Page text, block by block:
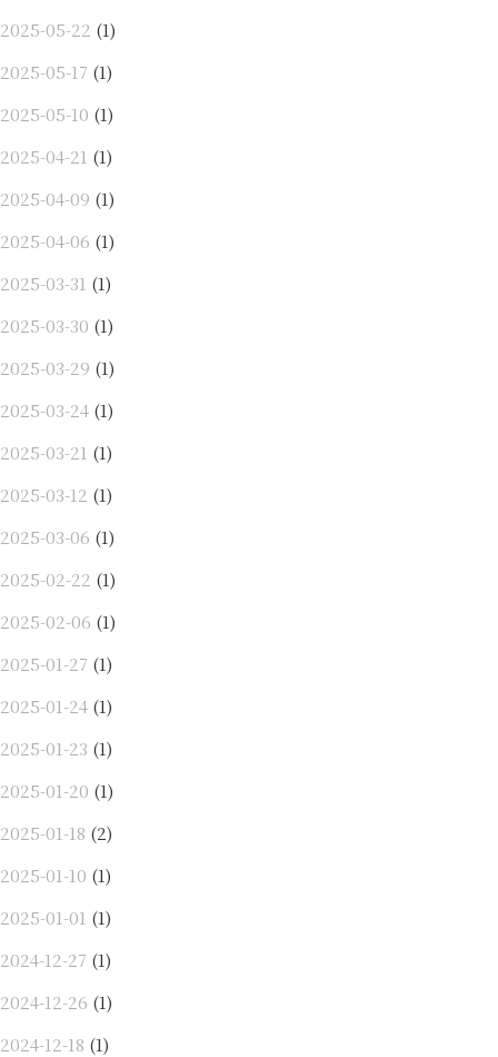
2025-05-22 (1)
2025-05-17 (1)
2025-05-10 (1)
2025-04-21 (1)
2025-04-09 (1)
2025-04-06 (1)
2025-03-31 (1)
2025-03-30 (1)
2025-03-29 (1)
2025-03-24 (1)
2025-03-21 (1)
2025-03-12 (1)
2025-03-06 (1)
2025-02-22 (1)
2025-02-06 (1)
2025-01-27 (1)
2025-01-24 (1)
2025-01-23 (1)
2025-01-20 (1)
2025-01-18 (2)
2025-01-10 (1)
2025-01-01 (1)
2024-12-27 (1)
2024-12-26 (1)
2024-12-18 (1)